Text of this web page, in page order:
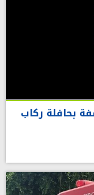
بحافلة ركاب